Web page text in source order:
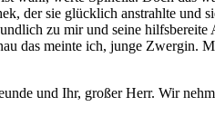
der sie glücklich anstrahlte
zu mir und seine
das meinte ich, junge
und Ihr, großer Herr. Wir